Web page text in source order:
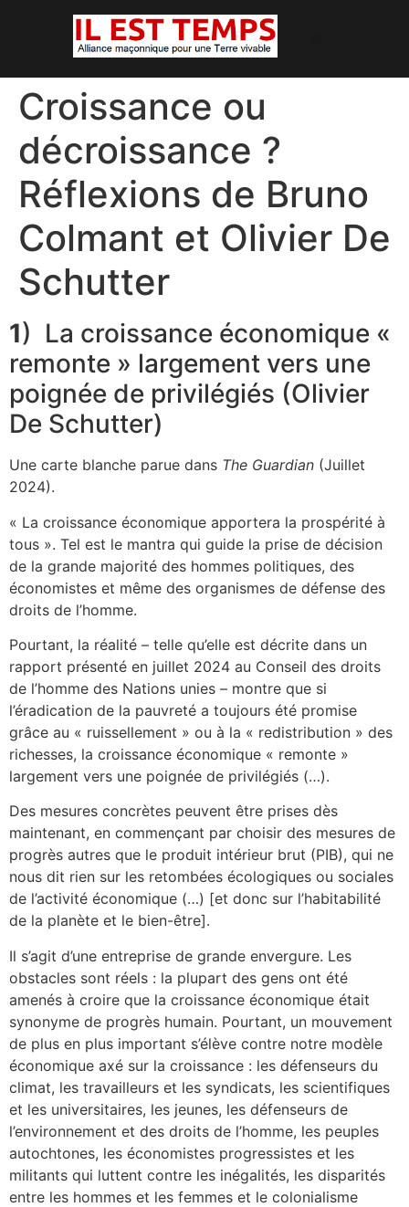
Croissance ou
décroissance ?
Réflexions de Bruno
Colmant et Olivier De
Schutter
1) La croissance économique «
remonte » largement vers une
poignée de privilégiés (Olivier
De Schutter)
Une carte blanche parue dans The Guardian (Juillet
2024).
« La croissance économique apportera la prospérité à
tous ». Tel est le mantra qui guide la prise de décision
de la grande majorité des hommes politiques, des
économistes et même des organismes de défense des
droits de l’homme.
Pourtant, la réalité – telle qu’elle est décrite dans un
rapport présenté en juillet 2024 au Conseil des droits
de l’homme des Nations unies – montre que si
l’éradication de la pauvreté a toujours été promise
grâce au « ruissellement » ou à la « redistribution » des
richesses, la croissance économique « remonte »
largement vers une poignée de privilégiés (…).
Des mesures concrètes peuvent être prises dès
maintenant, en commençant par choisir des mesures de
progrès autres que le produit intérieur brut (PIB), qui ne
nous dit rien sur les retombées écologiques ou sociales
de l’activité économique (…) [et donc sur l’habitabilité
de la planète et le bien-être].
Il s’agit d’une entreprise de grande envergure. Les
obstacles sont réels : la plupart des gens ont été
amenés à croire que la croissance économique était
synonyme de progrès humain. Pourtant, un mouvement
de plus en plus important s’élève contre notre modèle
économique axé sur la croissance : les défenseurs du
climat, les travailleurs et les syndicats, les scientifiques
et les universitaires, les jeunes, les défenseurs de
l’environnement et des droits de l’homme, les peuples
autochtones, les économistes progressistes et les
militants qui luttent contre les inégalités, les disparités
entre les hommes et les femmes et le colonialisme